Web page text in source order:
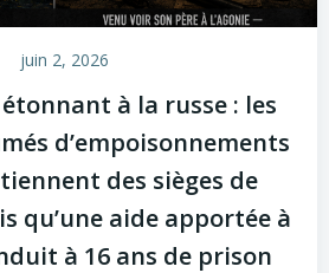
juin 2, 2026
à la russe : les
d’empoisonnements
des sièges de
qu’une aide apportée à
à 16 ans de prison